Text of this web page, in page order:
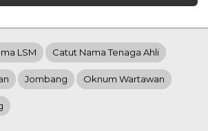
LSM Catut Nama Tenaga Ahli
Jombang Oknum Wartawan